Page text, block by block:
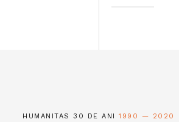
HUMANITAS 30 DE ANI1990 — 2020